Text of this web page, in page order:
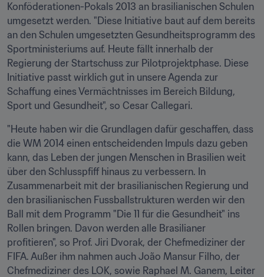
Konföderationen-Pokals 2013 an brasilianischen Schulen
umgesetzt werden. "Diese Initiative baut auf dem bereits
an den Schulen umgesetzten Gesundheitsprogramm des
Sportministeriums auf. Heute fällt innerhalb der
Regierung der Startschuss zur Pilotprojektphase. Diese
Initiative passt wirklich gut in unsere Agenda zur
Schaffung eines Vermächtnisses im Bereich Bildung,
Sport und Gesundheit", so Cesar Callegari.
"Heute haben wir die Grundlagen dafür geschaffen, dass
die WM 2014 einen entscheidenden Impuls dazu geben
kann, das Leben der jungen Menschen in Brasilien weit
über den Schlusspfiff hinaus zu verbessern. In
Zusammenarbeit mit der brasilianischen Regierung und
den brasilianischen Fussballstrukturen werden wir den
Ball mit dem Programm "Die 11 für die Gesundheit" ins
Rollen bringen. Davon werden alle Brasilianer
profitieren", so Prof. Jiri Dvorak, der Chefmediziner der
FIFA. Außer ihm nahmen auch João Mansur Filho, der
Chefmediziner des LOK, sowie Raphael M. Ganem, Leiter